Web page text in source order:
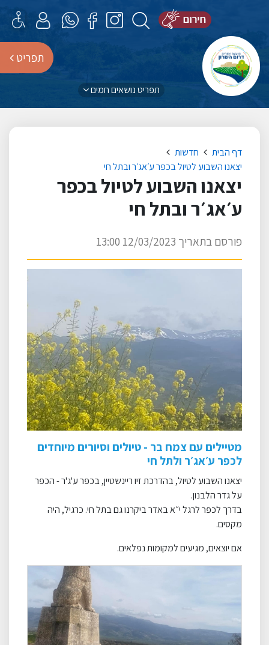
תפריט נושאים חמים
תפריט
דף הבית
חדשות
יצאנו השבוע לטיול בכפר ע׳אג׳ר ובתל חי
יצאנו השבוע לטיול בכפר
ע׳אג׳ר ובתל חי
פורסם בתאריך 12/03/2023 13:00
מטיילים עם צמח בר - טיולים וסיורים מיוחדים
לכפר ע׳אג׳ר ולתל חי
יצאנו השבוע לטיול, בהדרכת זיו ריינשטיין, בכפר ע'ג'ר - הכפר
על גדר הלבנון.
בדרך לכפר לרגל י״א באדר ביקרנו גם בתל חי. כרגיל, היה
מקסים.
אם יוצאים, מגיעים למקומות נפלאים.